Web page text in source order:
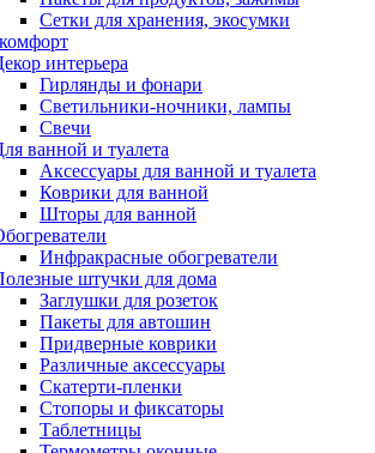
Сетки для хранения, экосумки
интерьера
Гирлянды и фонари
Светильники-ночники, лампы
Свечи
ванной и туалета
Аксессуары для ванной и туалета
Коврики для ванной
Шторы для ванной
Инфракрасные обогреватели
штучки для дома
Заглушки для розеток
Пакеты для автошин
Придверные коврики
Различные аксессуары
Скатерти-пленки
Стопоры и фиксаторы
Таблетницы